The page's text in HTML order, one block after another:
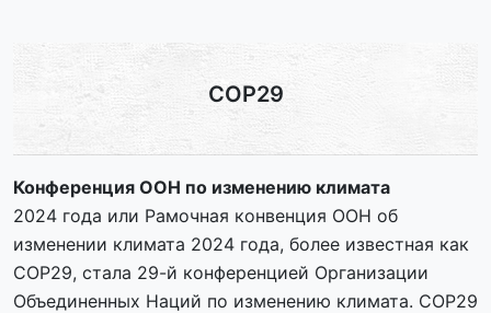
COP29
Конференция ООН по изменению климата
2024 года или Рамочная конвенция ООН об
изменении климата 2024 года, более известная как
COP29, стала 29-й конференцией Организации
Объединенных Наций по изменению климата. COP29